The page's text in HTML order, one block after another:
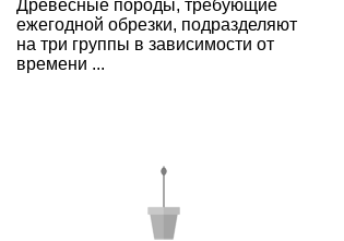
Древесные породы, требующие
ежегодной обрезки, подразделяют
на три группы в зависимости от
времени ...